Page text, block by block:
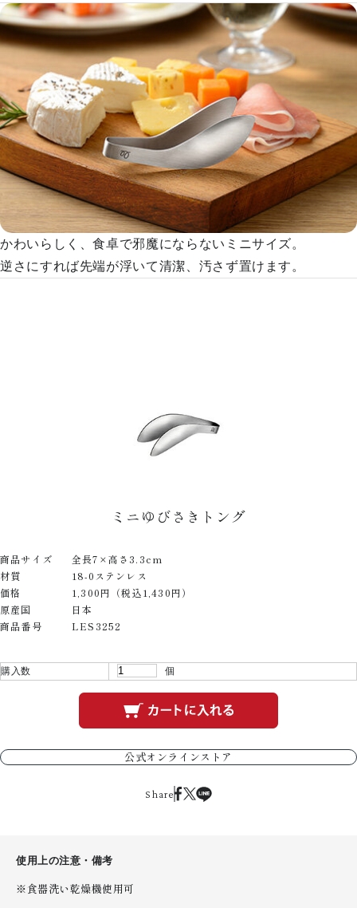
かわいらしく、食卓で邪魔にならないミニサイズ。
逆さにすれば先端が浮いて清潔、汚さず置けます。
ミニゆびさきトング
商品サイズ
全長7×高さ3.3cm
材質
18-0ステンレス
価格
1,300円（税込1,430円）
原産国
日本
商品番号
LES3252
購入数 個
公式オンラインストア
Share
使用上の注意・備考
※食器洗い乾燥機使用可